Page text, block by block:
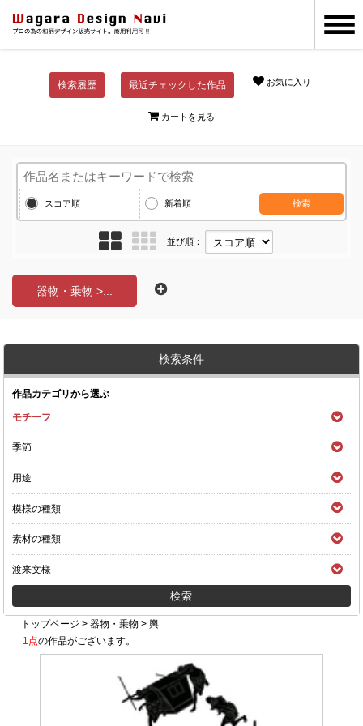
検索履歴 最近チェックした作品 お気に入り
カートを見る
スコア順 新着順 検索
並び順：
器物・乗物 >...
検索条件
作品カテゴリから選ぶ
モチーフ
季節
用途
模様の種類
素材の種類
渡来文様
トップページ >器物・乗物 >輿
1点の作品がございます。